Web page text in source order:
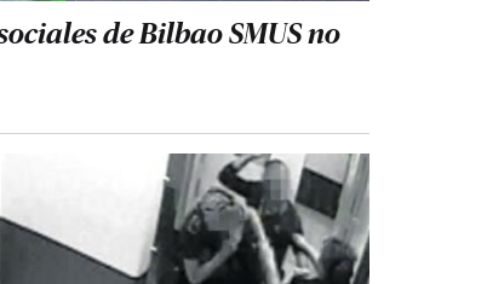
de Bilbao SMUS no